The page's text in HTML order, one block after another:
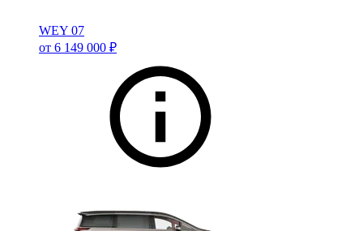
WEY 07
от 6 149 000 ₽